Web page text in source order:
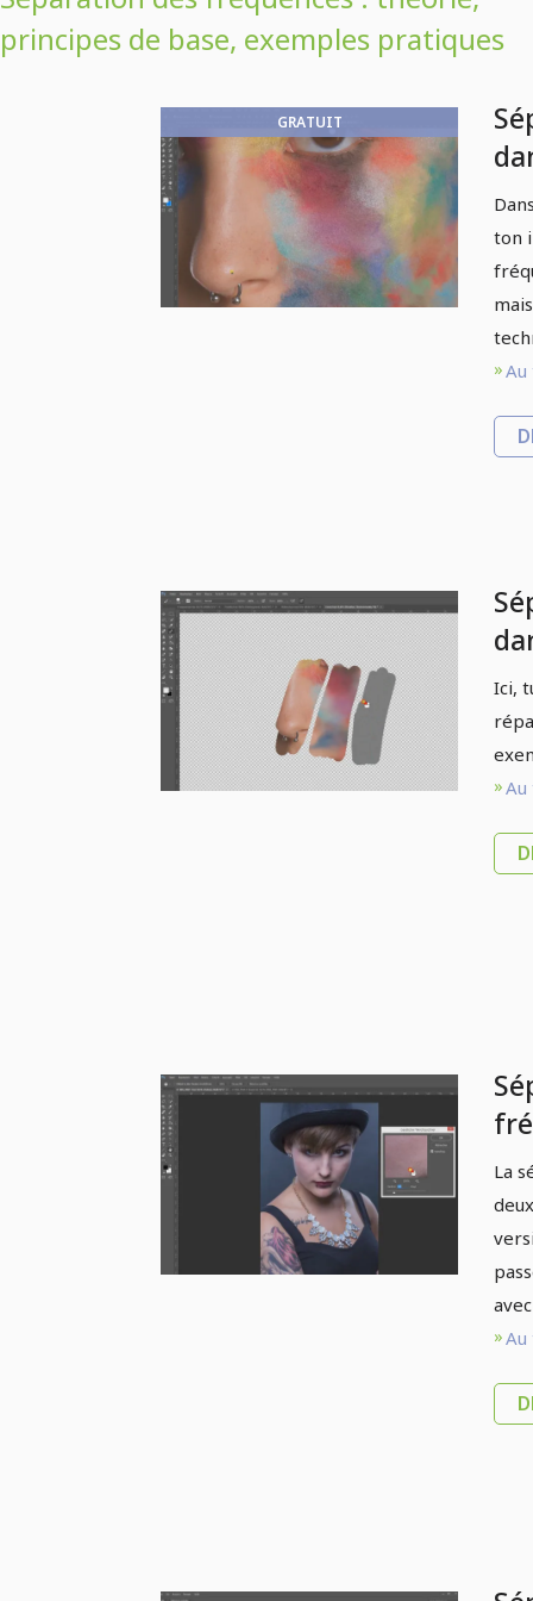
principes de base, exemples pratiques
GRATUIT
ton
Ici,
La